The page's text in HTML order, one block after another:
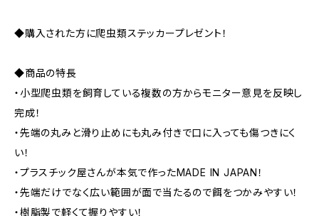
◆購入された方に爬虫類ステッカープレゼント！
◆商品の特長
・小型爬虫類を飼育している複数の方からモニター意見を反映し
完成！
・先端の丸みと滑り止めにも丸み付きで口に入っても傷つきにく
い！
・プラスチック屋さんが本気で作ったMADE IN JAPAN！
・先端だけでなく広い範囲が面で当たるので餌をつかみやすい！
・樹脂製で軽くて握りやすい！